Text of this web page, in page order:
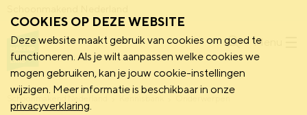
Menu
Schoonmakend Nederland
COOKIES OP DEZE WEBSITE
Deze website maakt gebruik van cookies om goed te
functioneren. Als je wilt aanpassen welke cookies we
mogen gebruiken, kan je jouw cookie-instellingen
wijzigen. Meer informatie is beschikbaar in onze
privacyverklaring.